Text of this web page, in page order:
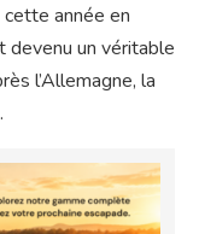
cette année en
devenu un véritable
l’Allemagne, la